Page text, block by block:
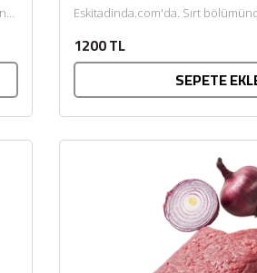
Eskitadinda.com'da. Sırt bölümünden çıkarılan
1200 TL
SEPETE